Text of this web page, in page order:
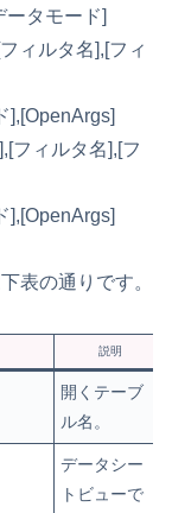
ータモード]
ィルタ名],[フィ
フィルタ名],[フ
表の通りです。
説明
開くテーブ
ル名。
データシー
トビューで